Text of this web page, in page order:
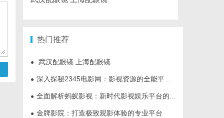
热门推荐
● 武汉配眼镜 上海配眼镜
● 深入探秘2345电影网：影视资源的全能平台解析
● 全面解析蚂蚁影视：新时代影视娱乐平台的崛起与发展
● 金牌影院：打造极致观影体验的专业平台